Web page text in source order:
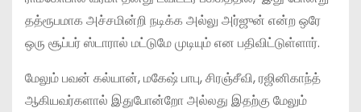
தத்ரூபமாக அச்சமின்றி நடிக்க அல்லு அர்ஜுன் என்ற ஒரே
ஒரு சூப்பர் ஸ்டாரால் மட்டுமே முடியும் என பதிவிட்டுள்ளார்.
மேலும் பவன் கல்யான், மகேஷ் பாபு, சிரஞ்சீவி, ரஜினிகாந்த்
ஆகியவர்களால் இதுபோன்றோ அல்லது இதற்கு மேலும்